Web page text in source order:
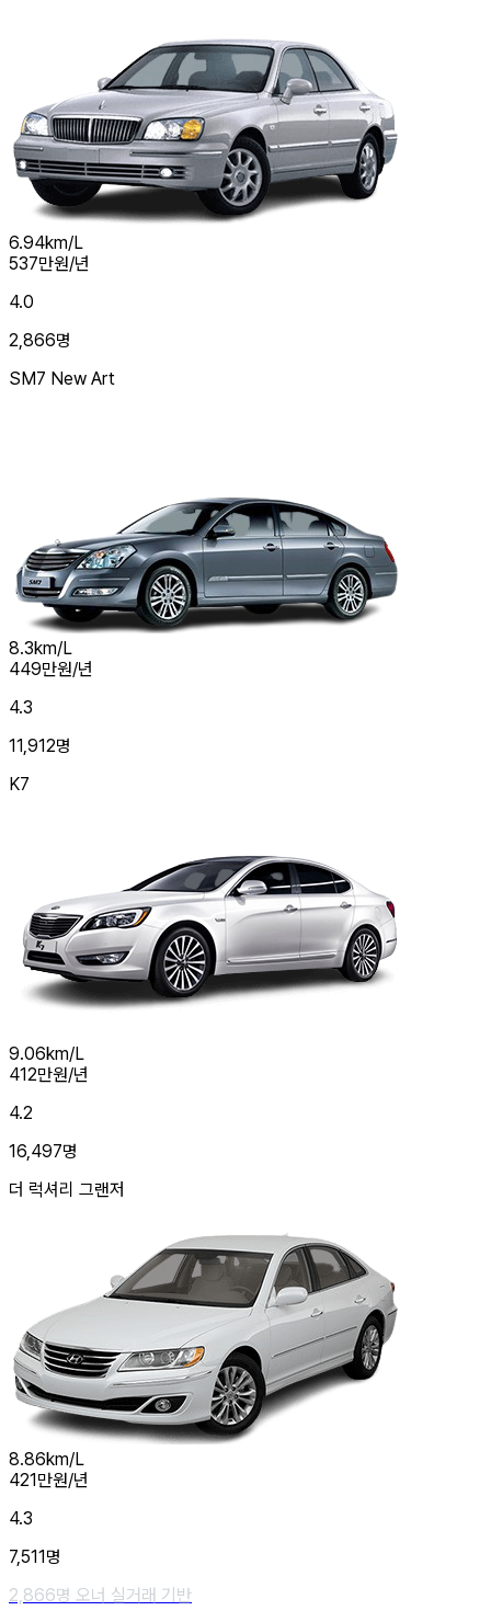
6.94km/L
537만원/년
4.0
2,866명
SM7 New Art
8.3km/L
449만원/년
4.3
11,912명
K7
9.06km/L
412만원/년
4.2
16,497명
더 럭셔리 그랜저
8.86km/L
421만원/년
4.3
7,511명
2,866명 오너 실거래 기반